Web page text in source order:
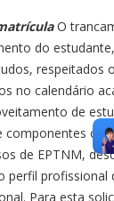
O
do
respeitados
no calendário
de
de EPTNM,
perfil profissional
Para esta